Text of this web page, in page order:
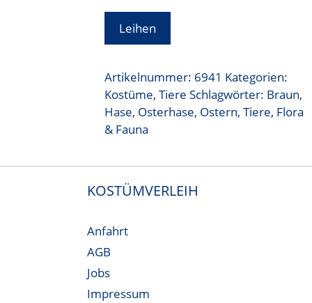
Leihen
Artikelnummer: 6941 Kategorien:
Kostüme,Tiere Schlagwörter: Braun,
Hase, Osterhase, Ostern,Tiere, Flora
& Fauna
KOSTÜMVERLEIH
Anfahrt
AGB
Jobs
Impressum